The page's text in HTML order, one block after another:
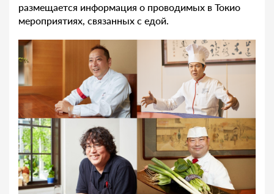
размещается информация о проводимых в Токио
мероприятиях, связанных с едой.